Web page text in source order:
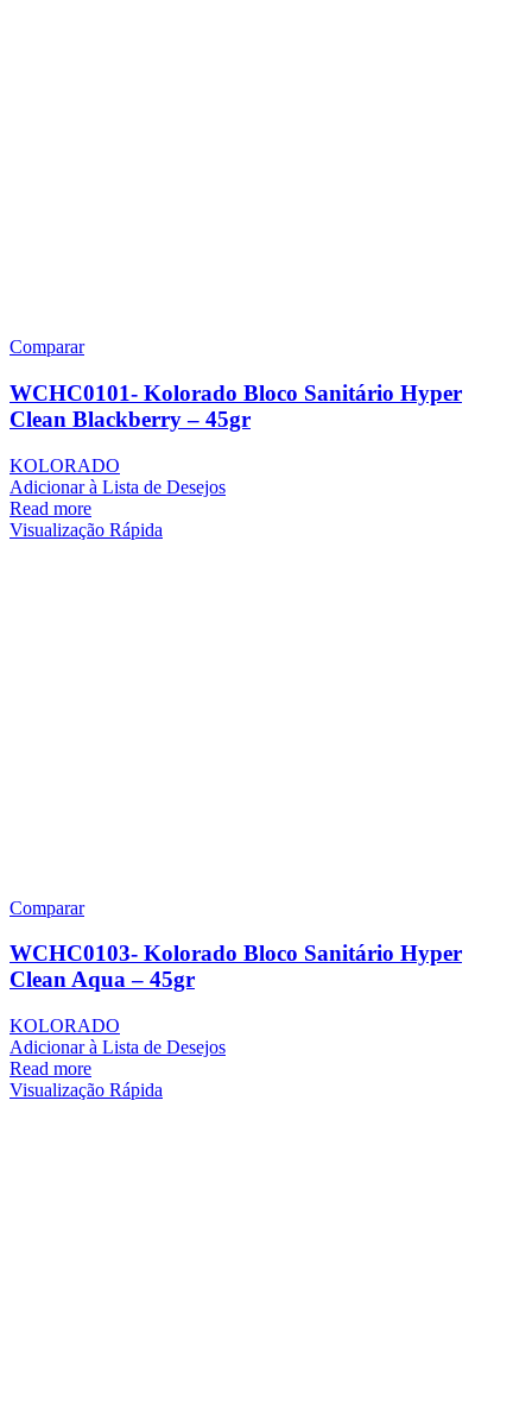
Comparar
WCHC0101- Kolorado Bloco Sanitário Hyper
Clean Blackberry – 45gr
KOLORADO
Adicionar à Lista de Desejos
Read more
Visualização Rápida
Comparar
WCHC0103- Kolorado Bloco Sanitário Hyper
Clean Aqua – 45gr
KOLORADO
Adicionar à Lista de Desejos
Read more
Visualização Rápida